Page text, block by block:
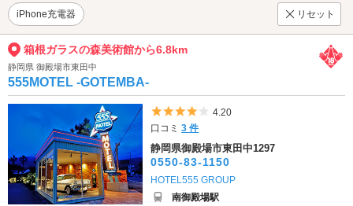
iPhone充電器 リセット
箱根ガラスの森美術館から6.8km
静岡県 御殿場市東田中
555MOTEL -GOTEMBA-
5つ星のうち4
4.20
口コミ3 件
静岡県御殿場市東田中1297
0550-83-1150
HOTEL555 GROUP
南御殿場駅